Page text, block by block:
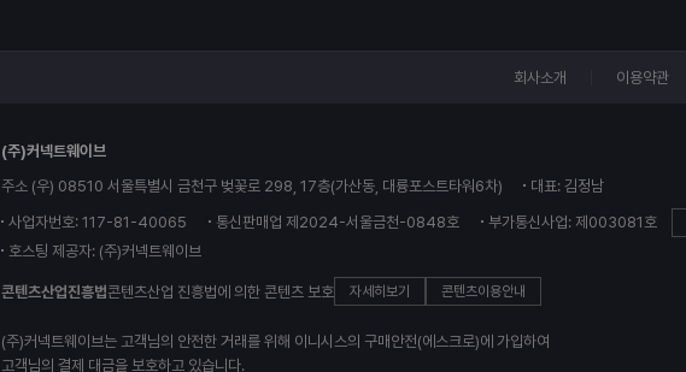
회사소개 이용약관
(주)커넥트웨이브
주소 (우) 08510 서울특별시 금천구 벚꽃로 298, 17층(가산동, 대륭포스트타워6차)
대표: 김정남
사업자번호: 117-81-40065
통신판매업 제2024-서울금천-0848호 부가통신사업: 제003081호
호스팅 제공자: (주)커넥트웨이브
콘텐츠산업진흥법콘텐츠산업 진흥법에 의한 콘텐츠 보호 자세히보기 콘텐츠이용안내
(주)커넥트웨이브는 고객님의 안전한 거래를 위해 이니시스의 구매안전(에스크로)에 가입하여
고객님의 결제 대금을 보호하고 있습니다.